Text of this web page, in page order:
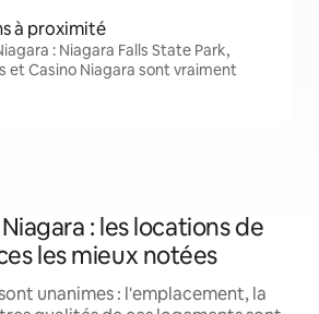
à proximité
: Niagara Falls State Park,
et Casino Niagara sont vraiment
: les locations de
les mieux notées
unanimes : l'emplacement, la